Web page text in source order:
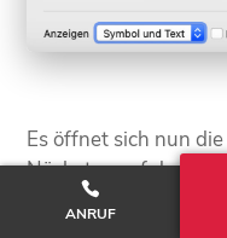
Es öffnet sich nun
Nächstes auf das
des Fensters (siehe
ANRUF